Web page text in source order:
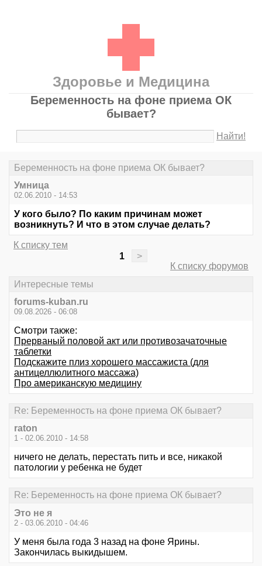
Здоровье и Медицина
Беременность на фоне приема ОК
бывает?
Найти!
Беременность на фоне приема ОК бывает?
Умница
02.06.2010 - 14:53
У кого было? По каким причинам может
возникнуть? И что в этом случае делать?
К списку тем
1
>
К списку форумов
Интересные темы
forums-kuban.ru
09.08.2026 - 06:08
Смотри также:
Прерваный половой акт или противозачаточные
таблетки
Подскажите плиз хорошего массажиста (для
антицеллюлитного массажа)
Про американскую медицину
Re: Беременность на фоне приема ОК бывает?
raton
1 - 02.06.2010 - 14:58
ничего не делать, перестать пить и все, никакой
патологии у ребенка не будет
Re: Беременность на фоне приема ОК бывает?
Это не я
2 - 03.06.2010 - 04:46
У меня была года 3 назад на фоне Ярины.
Закончилась выкидышем.